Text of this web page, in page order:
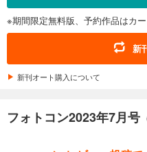
あらすじを表示する
フォトコン2025
1,048円 (税込)
あらすじを表示する
※期間限定無料版、予約作品はカ
新
新刊オート購入について
フォトコン2023年7月